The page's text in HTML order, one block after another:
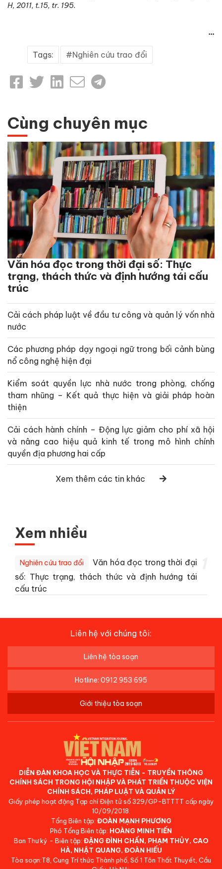
H, 2011, t.15, tr. 195.
...
Tags: Nghiên cứu trao đổi
Cùng chuyên mục
Văn hóa đọc trong thời đại số: Thực
trạng, thách thức và định hướng tái cấu
trúc
Cải cách pháp luật về đầu tư công và quản lý vốn nhà
nước
Các phương pháp dạy ngoại ngữ trong bối cảnh bùng
nổ công nghệ hiện đại
Kiểm soát quyền lực nhà nước trong phòng, chống
tham nhũng – Kết quả thực hiện và giải pháp hoàn
thiện
Cải cách hành chính – Động lực giảm cho phí xã hội
và nâng cao hiệu quả kinh tế trong mô hình chính
quyền địa phương hai cấp
Xem thêm các tin khác
Xem nhiều
Nghiên cứu trao đổi
Văn hóa đọc trong thời đại
số: Thực trạng, thách thức và định hướng tái
cấu trúc
Liên hệ với chúng tôi:
Liên hệ tòa soạn
Hotline: 0912 953 695
Giới thiệu tòa soạn
DIỄN ĐÀN KHOA HỌC VÀ THỰC TIỄN - TRUYỀN THÔNG
CHÍNH SÁCH TRONG HỘI NHẬP VÀ PHÁT TRIỂN THUỘC VIỆN
CHÍNH SÁCH, PHÁP LUẬT VÀ QUẢN LÝ
Giấy phép hoạt động Tạp chí Điện tử số 329/GP-BTTTT cấp ngày
10/09/2018.
Tổng Biên tập: ĐOÀN MẠNH PHƯƠNG
Phó Tổng Biên tập: HOÀNG MINH TIẾN
Ban Thư ký - Biên tập: ĐẶNG ĐÌNH CHẤN, PHẠM THỦY, CAO
HÀ, NHẬT QUANG, ĐOÀN HIẾU
Tòa soạn:T8, Cung Trí thức Thành phố, Số 1 Tôn Thất Thuyết, Cầu